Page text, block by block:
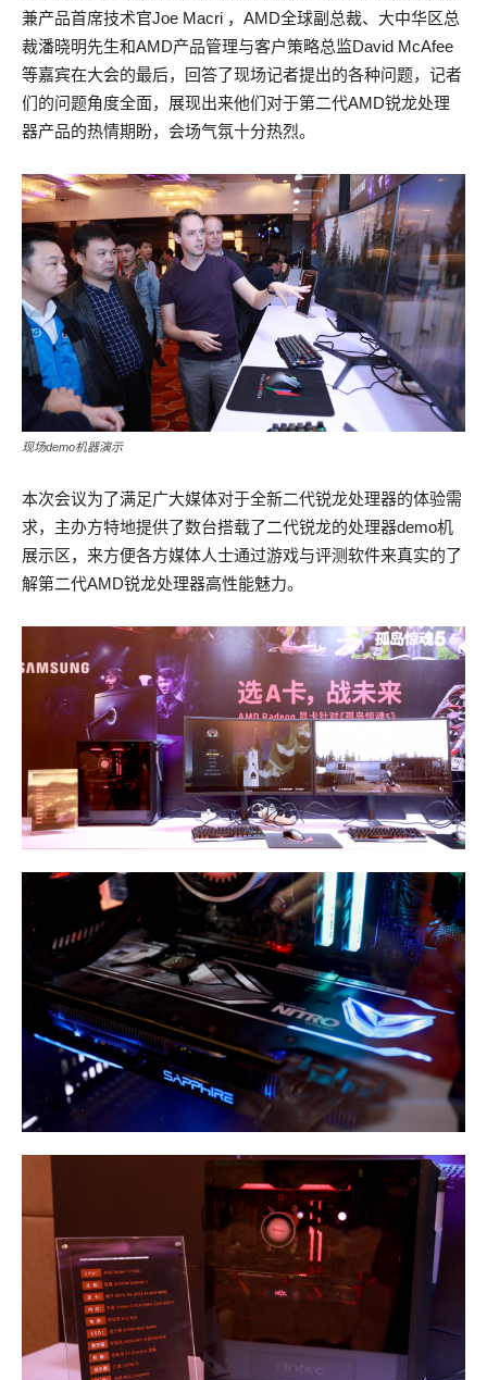
兼产品首席技术官Joe Macri ，AMD全球副总裁、大中华区总
裁潘晓明先生和AMD产品管理与客户策略总监David McAfee
等嘉宾在大会的最后，回答了现场记者提出的各种问题，记者
们的问题角度全面，展现出来他们对于第二代AMD锐龙处理
器产品的热情期盼，会场气氛十分热烈。
现场demo机器演示
本次会议为了满足广大媒体对于全新二代锐龙处理器的体验需
求，主办方特地提供了数台搭载了二代锐龙的处理器demo机
展示区，来方便各方媒体人士通过游戏与评测软件来真实的了
解第二代AMD锐龙处理器高性能魅力。